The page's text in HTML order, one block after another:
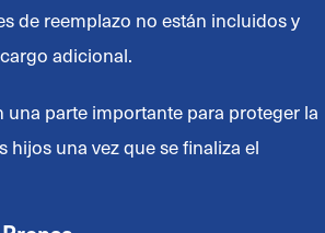
de reemplazo no están incluidos y
adicional.
una parte importante para proteger la
hijos una vez que se finaliza el